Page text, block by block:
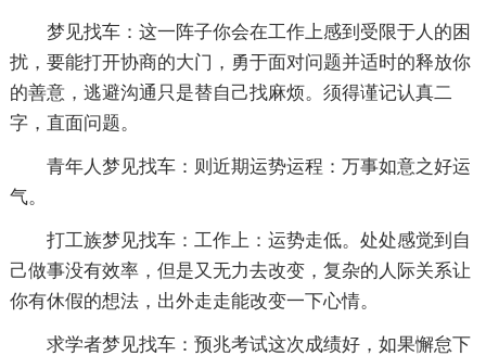
梦见找车：这一阵子你会在工作上感到受限于人的困
扰，要能打开协商的大门，勇于面对问题并适时的释放你
的善意，逃避沟通只是替自己找麻烦。须得谨记认真二
字，直面问题。
青年人梦见找车：则近期运势运程：万事如意之好运
气。
打工族梦见找车：工作上：运势走低。处处感觉到自
己做事没有效率，但是又无力去改变，复杂的人际关系让
你有休假的想法，出外走走能改变一下心情。
求学者梦见找车：预兆考试这次成绩好，如果懈怠下